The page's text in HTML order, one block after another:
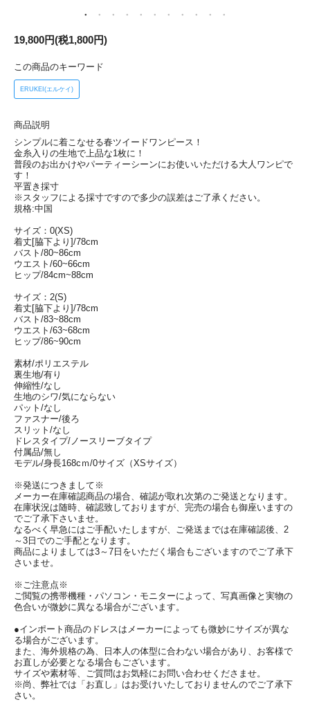
19,800円(税1,800円)
この商品のキーワード
ERUKEI(エルケイ)
商品説明
シンプルに着こなせる春ツイードワンピース！
金糸入りの生地で上品な1枚に！
普段のお出かけやパーティーシーンにお使いいただける大人ワンピで
す！
平置き採寸
※スタッフによる採寸ですので多少の誤差はご了承ください。
規格:中国
サイズ：0(XS)
着丈[脇下より]/78cm
バスト/80~86cm
ウエスト/60~66cm
ヒップ/84cm~88cm
サイズ：2(S)
着丈[脇下より]/78cm
バスト/83~88cm
ウエスト/63~68cm
ヒップ/86~90cm
素材/ポリエステル
裏生地/有り
伸縮性/なし
生地のシワ/気にならない
パット/なし
ファスナー/後ろ
スリット/なし
ドレスタイプ/ノースリーブタイプ
付属品/無し
モデル/身長168cｍ/0サイズ（XSサイズ）
※発送につきまして※
メーカー在庫確認商品の場合、確認が取れ次第のご発送となります。
在庫状況は随時、確認致しておりますが、完売の場合も御座いますの
でご了承下さいませ。
なるべく早急にはご手配いたしますが、ご発送までは在庫確認後、2
～3日でのご手配となります。
商品によりましては3～7日をいただく場合もございますのでご了承下
さいませ。
※ご注意点※
ご閲覧の携帯機種・パソコン・モニターによって、写真画像と実物の
色合いが微妙に異なる場合がございます。
●インポート商品のドレスはメーカーによっても微妙にサイズが異な
る場合がございます。
また、海外規格の為、日本人の体型に合わない場合があり、お客様で
お直しが必要となる場合もございます。
サイズや素材等、ご質問はお気軽にお問い合わせくださませ。
※尚、弊社では「お直し」はお受けいたしておりませんのでご了承下
さい。